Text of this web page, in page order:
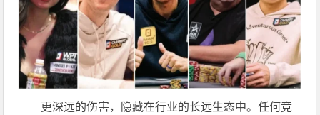
更深远的伤害，隐藏在行业的长远生态中。任何竞